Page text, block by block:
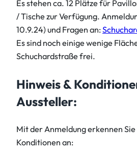
Es stehen ca. 12 Plätze für
/ Tische zur Verfügung.
10.9.24) und Fragen an:
Es sind noch einige wenige
Schuchardstraße frei.
Hinweis &
Aussteller:
Mit der Anmeldung erkennen
Konditionen an: